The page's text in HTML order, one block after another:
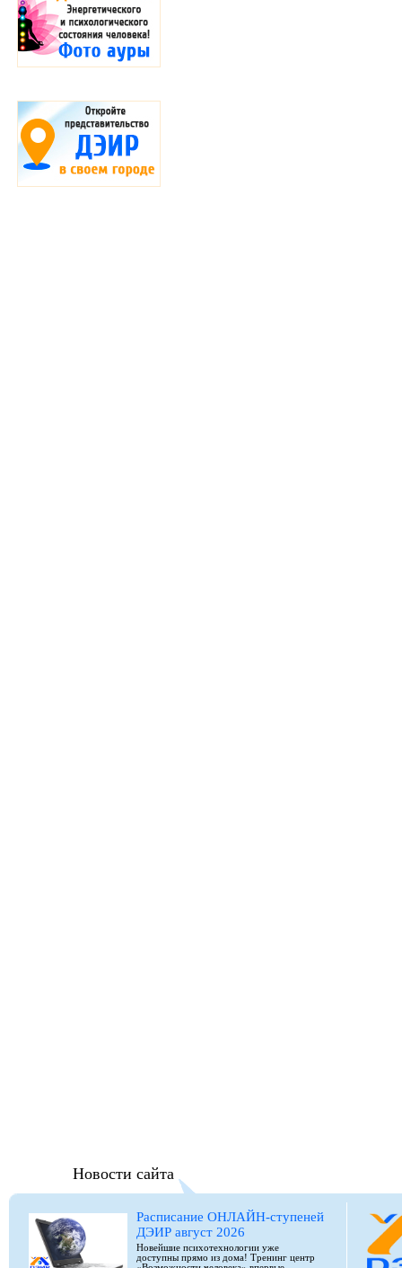
Новости сайта
Расписание ОНЛАЙН-ступеней
ДЭИР август 2026
Новейшие психотехнологии уже
доступны прямо из дома! Тренинг центр